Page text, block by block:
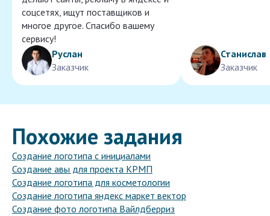
соцсетях, ищут поставщиков и
многое другое. Спасибо вашему
сервису!
Руслан
Заказчик
Станислав
Заказчик
Похожие задания
Создание логотипа с инициалами
Создание авы для проекта КРМП
Создание логотипа для косметологии
Создание логотипа яндекс маркет вектор
Создание фото логотипа Вайлдберриз